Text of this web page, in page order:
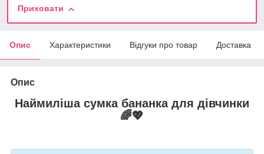
Приховати
Опис Характеристики Відгуки про товар Доставка
Опис
Наймиліша сумка бананка для дівчинки
🌈💖